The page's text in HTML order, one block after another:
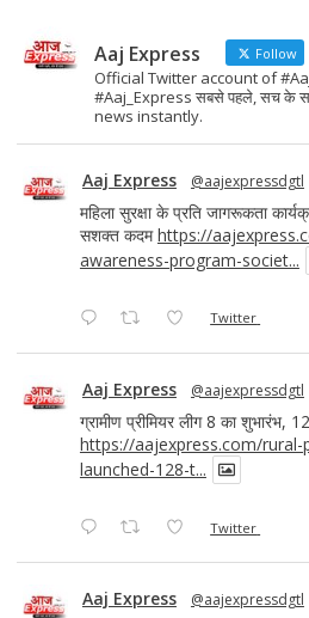
Aaj Express Follow
Official Twitter account of
#Aaj_Express सबसे पहले, सच के
news instantly.
Aaj Express @aajexpressdgtl
महिला सुरक्षा के प्रति जागरूकता
सशक्त कदमhttps://
awareness-program-societ...
Twitter
Aaj Express @aajexpressdgtl
ग्रामीण प्रीमियर लीग 8 का शुभारंभ,
https://aajexpress.com/rural-
launched-128-t...
Twitter
Aaj Express @aajexpressdgtl